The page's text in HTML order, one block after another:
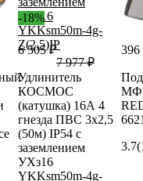
-18%
6 505 ₽
7 977 ₽
Удлинитель
КОСМОС
(катушка) 16А 4
гнезда ПВС 3х2,5
(50м) IP54 с
заземлением
УХз16
YKKsm50m-4g-
396
3.7